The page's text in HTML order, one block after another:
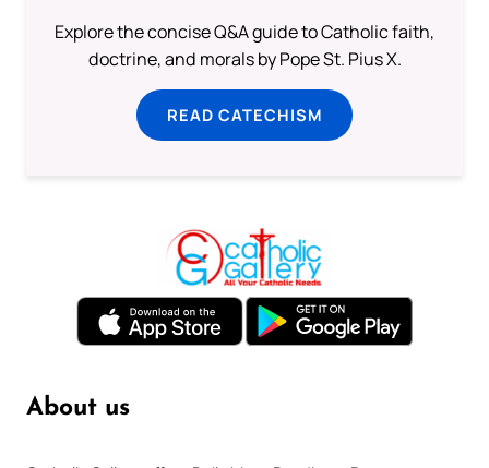
Explore the concise Q&A guide to Catholic faith,
doctrine, and morals by Pope St. Pius X.
READ CATECHISM
About us